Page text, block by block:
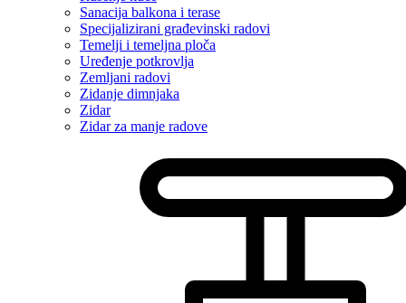
Sanacija balkona i terase
Specijalizirani građevinski radovi
Temelji i temeljna ploča
Uređenje potkrovlja
Zemljani radovi
Zidanje dimnjaka
Zidar
Zidar za manje radove